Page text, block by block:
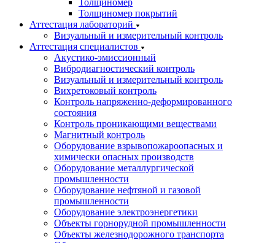
Толщиномер
Толщиномер покрытий
Аттестация лабораторий
Визуальный и измерительный контроль
Аттестация специалистов
Акустико-эмиссионный
Вибродиагностический контроль
Визуальный и измерительный контроль
Вихретоковый контроль
Контроль напряженно-деформированного
состояния
Контроль проникающими веществами
Магнитный контроль
Оборудование взрывопожароопасных и
химически опасных производств
Оборудование металлургической
промышленности
Оборудование нефтяной и газовой
промышленности
Оборудование электроэнергетики
Объекты горнорудной промышленности
Объекты железнодорожного транспорта